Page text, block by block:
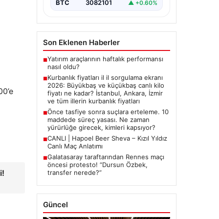
BTC 3082101 ▲ +0.60%
Son Eklenen Haberler
■Yatırım araçlarının haftalık performansı
nasıl oldu?
■Kurbanlık fiyatları il il sorgulama ekranı
2026: Büyükbaş ve küçükbaş canlı kilo
fiyatı ne kadar? İstanbul, Ankara, İzmir
ve tüm illerin kurbanlık fiyatları
■Önce tasfiye sonra suçlara erteleme. 10
maddede süreç yasası. Ne zaman
yürürlüğe girecek, kimleri kapsıyor?
■CANLI | Hapoel Beer Sheva – Kızıl Yıldız
Canlı Maç Anlatımı
■Galatasaray taraftarından Rennes maçı
öncesi protesto! “Dursun Özbek,
transfer nerede?”
Güncel